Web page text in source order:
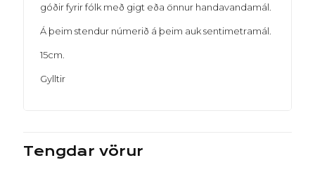
góðir fyrir fólk með gigt eða önnur handavandamál.
Á þeim stendur númerið á þeim auk sentimetramál.
15cm.
Gylltir
Tengdar vörur